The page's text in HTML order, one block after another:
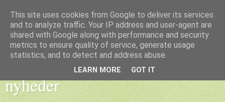
Godt nyt - positive, gode
nyheder
This site uses cookies from Google to deliver its services
and to analyze traffic. Your IP address and user-agent are
shared with Google along with performance and security
metrics to ensure quality of service, generate usage
statistics, and to detect and address abuse.
LEARN MORE GOT IT